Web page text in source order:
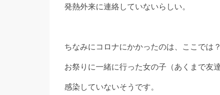
発熱外来に連絡していないらしい。
ちなみにコロナにかかったのは、ここでは
お祭りに一緒に行った女の子（あくまで友
感染していないそうです。